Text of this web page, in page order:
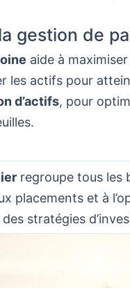
gestion de
aide à
les actifs pour
d’actifs, pour
regroupe tous les
placements et à
stratégies